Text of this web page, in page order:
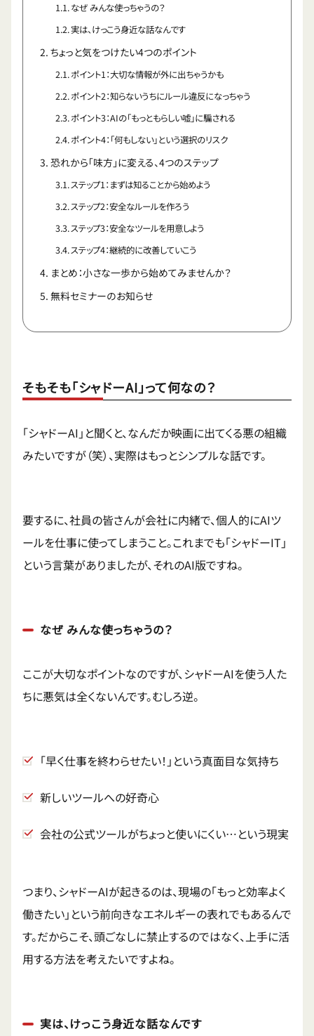
なぜ みんな使っちゃうの？
実は、けっこう身近な話なんです
ちょっと気をつけたい4つのポイント
ポイント1：大切な情報が外に出ちゃうかも
ポイント2：知らないうちにルール違反になっちゃう
ポイント3：AIの「もっともらしい嘘」に騙される
ポイント4：「何もしない」という選択のリスク
恐れから「味方」に変える、4つのステップ
ステップ1：まずは知ることから始めよう
ステップ2：安全なルールを作ろう
ステップ3：安全なツールを用意しよう
ステップ4：継続的に改善していこう
まとめ：小さな一歩から始めてみませんか？
無料セミナーのお知らせ
そもそも「シャドーAI」って何なの？
「シャドーAI」と聞くと、なんだか映画に出てくる悪の組織
みたいですが（笑）、実際はもっとシンプルな話です。
要するに、社員の皆さんが会社に内緒で、個人的にAIツ
ールを仕事に使ってしまうこと。これまでも「シャドーIT」
という言葉がありましたが、それのAI版ですね。
なぜ みんな使っちゃうの？
ここが大切なポイントなのですが、シャドーAIを使う人た
ちに悪気は全くないんです。むしろ逆。
「早く仕事を終わらせたい！」という真面目な気持ち
新しいツールへの好奇心
会社の公式ツールがちょっと使いにくい…という現実
つまり、シャドーAIが起きるのは、現場の「もっと効率よく
働きたい」という前向きなエネルギーの表れでもあるんで
す。だからこそ、頭ごなしに禁止するのではなく、上手に活
用する方法を考えたいですよね。
実は、けっこう身近な話なんです